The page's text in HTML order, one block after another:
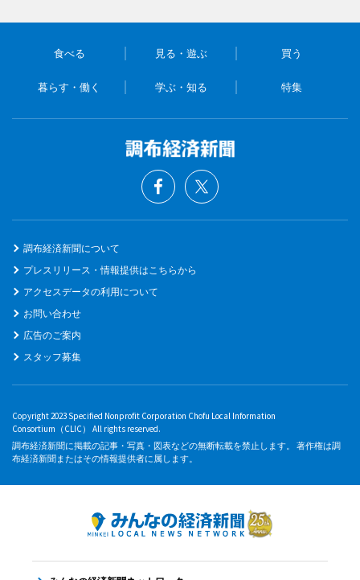
食べる 見る・遊ぶ 買う
暮らす・働く 学ぶ・知る 特集
調布経済新聞について
プレスリリース・情報提供はこちらから
アクセスデータの利用について
お問い合わせ
広告のご案内
スタッフ募集
Copyright 2023 Specified Nonprofit Corporation Chofu Local Information
Consortium（CLIC） All rights reserved.
調布経済新聞に掲載の記事・写真・図表などの無断転載を禁止します。 著作権は調
布経済新聞またはその情報提供者に属します。